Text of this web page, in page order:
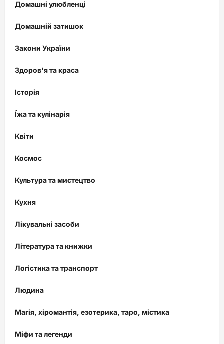
Домашні улюбленці
Домашній затишок
Закони України
Здоров'я та краса
Історія
Їжа та кулінарія
Квіти
Космос
Культура та мистецтво
Кухня
Лікувальні засоби
Література та книжки
Логістика та транспорт
Людина
Магія, хіромантія, езотерика, таро, містика
Міфи та легенди